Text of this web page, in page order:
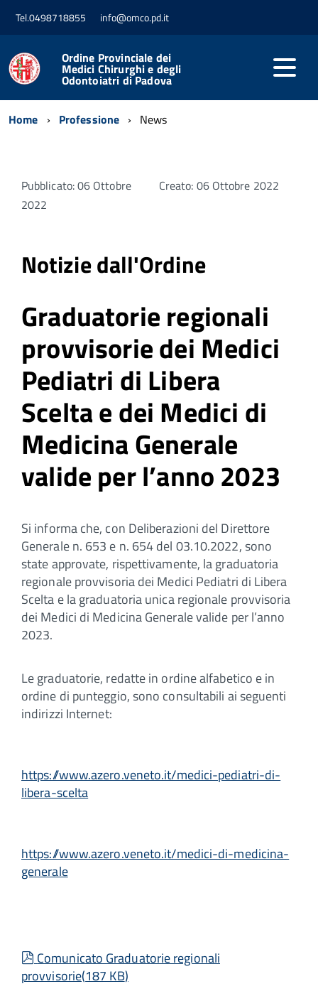
Tel.0498718855 info@omco.pd.it
Ordine Provinciale dei
Medici Chirurghi e degli
Odontoiatri di Padova
Home Professione News
Pubblicato: 06 Ottobre
2022
Creato: 06 Ottobre 2022
Notizie dall'Ordine
Graduatorie regionali
provvisorie dei Medici
Pediatri di Libera
Scelta e dei Medici di
Medicina Generale
valide per l’anno 2023
Si informa che, con Deliberazioni del Direttore
Generale n. 653 e n. 654 del 03.10.2022, sono
state approvate, rispettivamente, la graduatoria
regionale provvisoria dei Medici Pediatri di Libera
Scelta e la graduatoria unica regionale provvisoria
dei Medici di Medicina Generale valide per l’anno
2023.
Le graduatorie, redatte in ordine alfabetico e in
ordine di punteggio, sono consultabili ai seguenti
indirizzi Internet:
https://www.azero.veneto.it/medici-pediatri-di-
libera-scelta
https://www.azero.veneto.it/medici-di-medicina-
generale
pdf
Comunicato Graduatorie regionali
provvisorie(187 KB)